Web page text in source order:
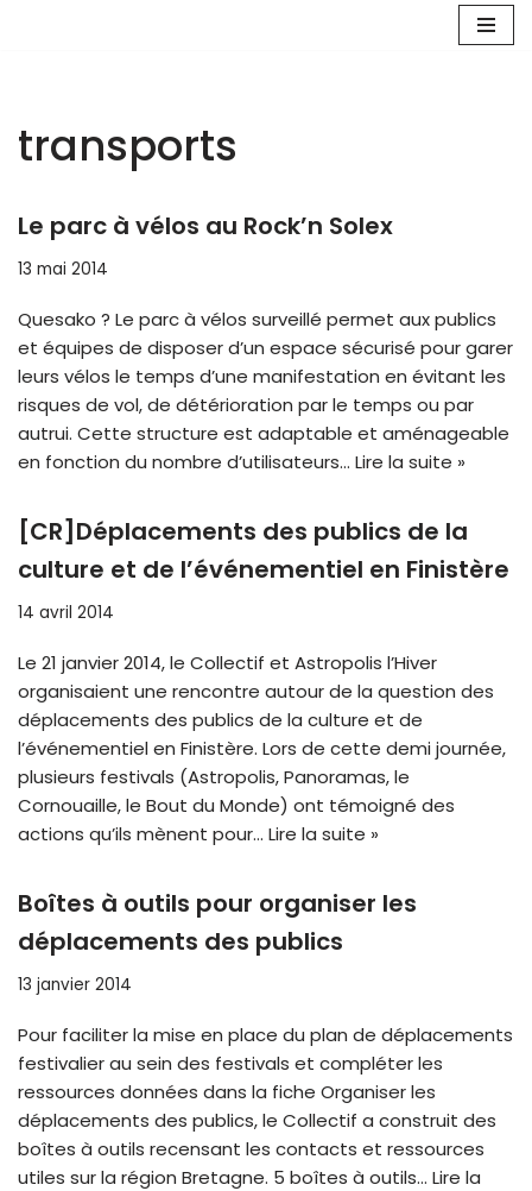
transports
Le parc à vélos au Rock’n Solex
13 mai 2014
Quesako ? Le parc à vélos surveillé permet aux publics
et équipes de disposer d’un espace sécurisé pour garer
leurs vélos le temps d’une manifestation en évitant les
risques de vol, de détérioration par le temps ou par
autrui. Cette structure est adaptable et aménageable
en fonction du nombre d’utilisateurs… Lire la suite »
[CR]Déplacements des publics de la
culture et de l’événementiel en Finistère
14 avril 2014
Le 21 janvier 2014, le Collectif et Astropolis l’Hiver
organisaient une rencontre autour de la question des
déplacements des publics de la culture et de
l’événementiel en Finistère. Lors de cette demi journée,
plusieurs festivals (Astropolis, Panoramas, le
Cornouaille, le Bout du Monde) ont témoigné des
actions qu’ils mènent pour… Lire la suite »
Boîtes à outils pour organiser les
déplacements des publics
13 janvier 2014
Pour faciliter la mise en place du plan de déplacements
festivalier au sein des festivals et compléter les
ressources données dans la fiche Organiser les
déplacements des publics, le Collectif a construit des
boîtes à outils recensant les contacts et ressources
utiles sur la région Bretagne. 5 boîtes à outils… Lire la